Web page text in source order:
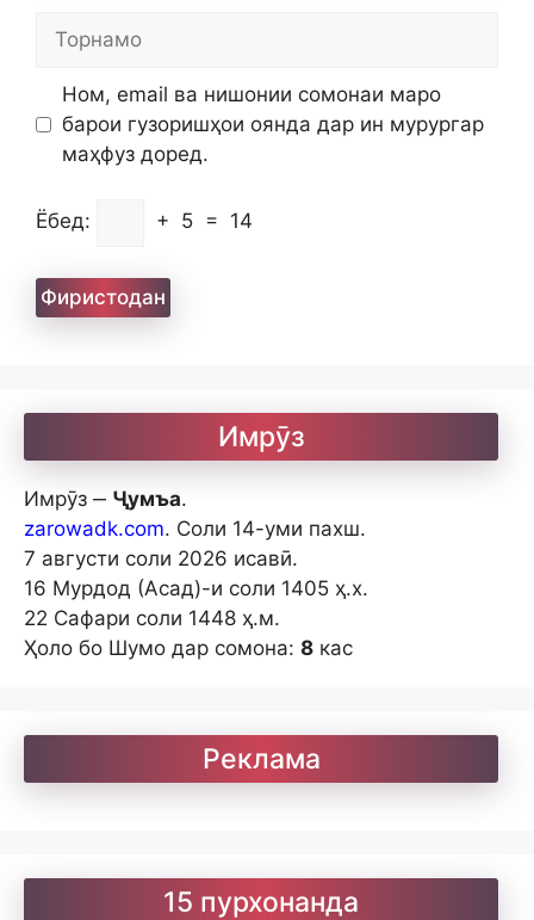
Ном, email ва нишонии сомонаи маро
барои гузоришҳои оянда дар ин мурургар
маҳфуз доред.
Ёбед: + 5 = 14
Имрӯз
Имрӯз ‒ Ҷумъа.
zarowadk.com. Соли 14-уми пахш.
7 августи соли 2026 исавӣ.
16 Мурдод (Асад)-и соли 1405 ҳ.х.
22 Сафари соли 1448 ҳ.м.
Ҳоло бо Шумо дар сомона: 8 кас
Реклама
15 пурхонанда